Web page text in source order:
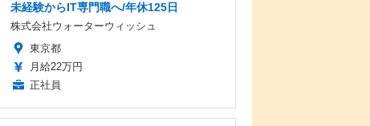
未経験からIT専門職へ/年休125日
株式会社ウォーターウィッシュ
東京都
月給22万円
正社員